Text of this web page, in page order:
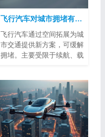
飞行汽车对城市拥堵有帮助吗？
飞行汽车通过空间拓展为城
市交通提供新方案，可缓解
拥堵。主要受限于续航、载